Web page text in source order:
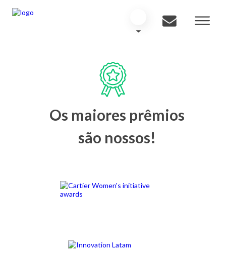
Os maiores prêmios
são nossos!